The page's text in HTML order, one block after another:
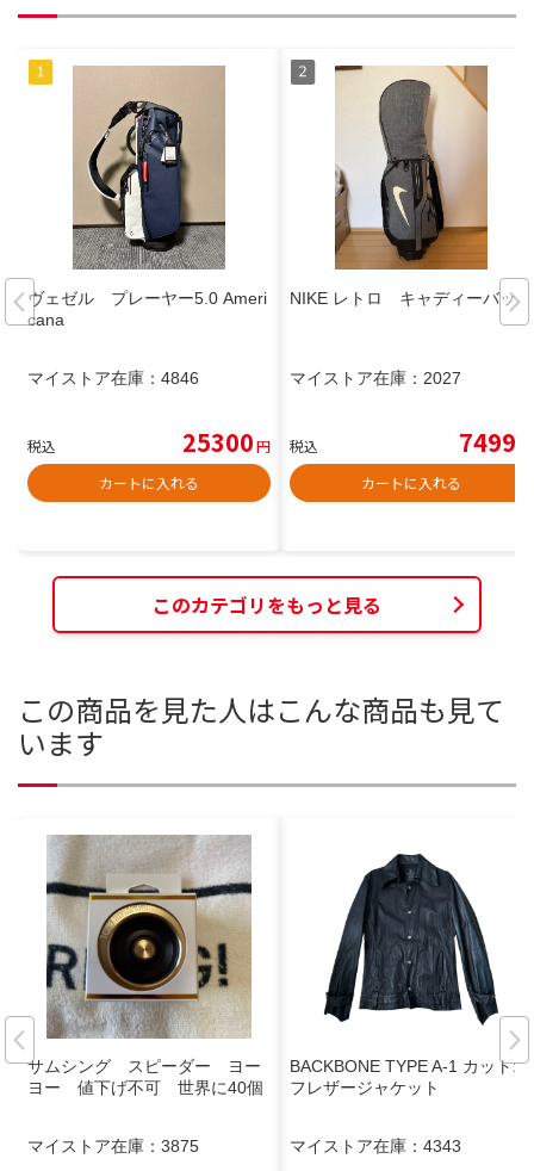
ヴェゼル プレーヤー5.0 Ameri
cana
マイストア在庫： 4846
税込 25300円
カートに入れる
NIKE レトロ キャディーバッグ
マイストア在庫： 2027
税込 7499
カートに入れる
このカテゴリをもっと見る
この商品を見た人はこんな商品も見て
います
サムシング スピーダー ヨー
ヨー 値下げ不可 世界に40個
マイストア在庫： 3875
BACKBONE TYPE A-1 カットオ
フレザージャケット
マイストア在庫： 4343